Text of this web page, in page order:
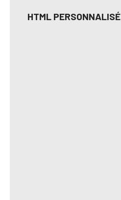
HTML PERSONNALISÉ